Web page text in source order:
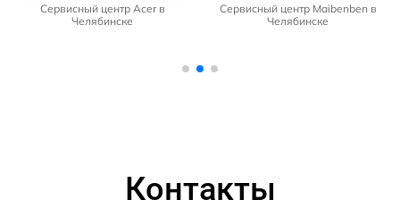
Сервисный центр Acer в
Челябинске
Сервисный центр Maibenben в
Челябинске
Контакты